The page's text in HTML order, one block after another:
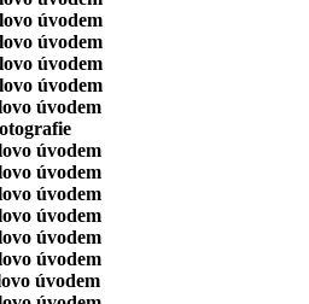
úvodem
úvodem
úvodem
úvodem
úvodem
úvodem
úvodem
úvodem
úvodem
úvodem
úvodem
úvodem